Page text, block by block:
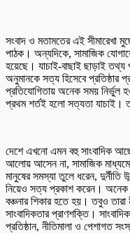
সংবাদ ও মতামতের এই সীমারেখা
পাঠক। অন্যদিকে, সামাজিক
হয়েছে। যাচাই-বাছাই ছাড়াই
অনুমানকে সত্য হিসেবে
প্রতিযোগিতায় অনেক সময় নির্ভুল
প্রথম শর্তই হলো সত্যতা যাচাই।
দেশে এখনো এমন বহু সাংবাদিক
আলোয় আসেন না, সামাজিক
মানুষের সমস্যা তুলে ধরেন, দুর্নীতি
নিয়েও সত্য প্রকাশ করেন। অনেক
বঞ্চনার শিকার হতে হয়। তবুও
সাংবাদিকতার প্রাণশক্তি।
প্রতিষ্ঠান, নীতিমালা ও পেশাগত